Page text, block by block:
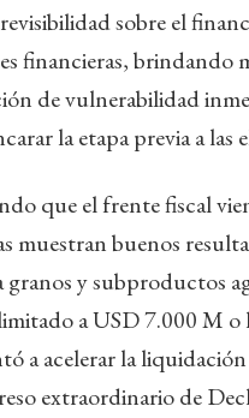
sobre el
financieras, brindando
de vulnerabilidad
la etapa previa a las
que el frente fiscal
muestran buenos
y subproductos
a USD 7.000 M o
a acelerar la
extraordinario de